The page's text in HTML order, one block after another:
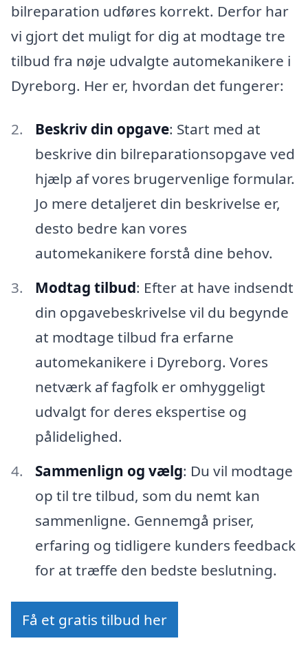
bilreparation udføres korrekt. Derfor har
vi gjort det muligt for dig at modtage tre
tilbud fra nøje udvalgte automekanikere i
Dyreborg. Her er, hvordan det fungerer:
Beskriv din opgave: Start med at
beskrive din bilreparationsopgave ved
hjælp af vores brugervenlige formular.
Jo mere detaljeret din beskrivelse er,
desto bedre kan vores
automekanikere forstå dine behov.
Modtag tilbud: Efter at have indsendt
din opgavebeskrivelse vil du begynde
at modtage tilbud fra erfarne
automekanikere i Dyreborg. Vores
netværk af fagfolk er omhyggeligt
udvalgt for deres ekspertise og
pålidelighed.
Sammenlign og vælg: Du vil modtage
op til tre tilbud, som du nemt kan
sammenligne. Gennemgå priser,
erfaring og tidligere kunders feedback
for at træffe den bedste beslutning.
Få et gratis tilbud her